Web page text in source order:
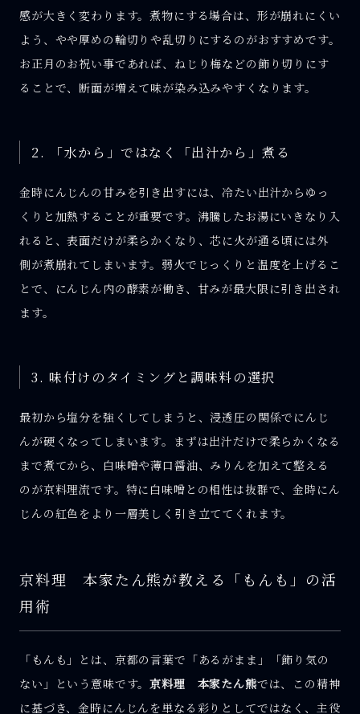
感が大きく変わります。煮物にする場合は、形が崩れにくい
よう、やや厚めの輪切りや乱切りにするのがおすすめです。
お正月のお祝い事であれば、ねじり梅などの飾り切りにす
ることで、断面が増えて味が染み込みやすくなります。
2. 「水から」ではなく「出汁から」煮る
金時にんじんの甘みを引き出すには、冷たい出汁からゆっ
くりと加熱することが重要です。沸騰したお湯にいきなり入
れると、表面だけが柔らかくなり、芯に火が通る頃には外
側が煮崩れてしまいます。弱火でじっくりと温度を上げるこ
とで、にんじん内の酵素が働き、甘みが最大限に引き出され
ます。
3. 味付けのタイミングと調味料の選択
最初から塩分を強くしてしまうと、浸透圧の関係でにんじ
んが硬くなってしまいます。まずは出汁だけで柔らかくなる
まで煮てから、白味噌や薄口醤油、みりんを加えて整える
のが京料理流です。特に白味噌との相性は抜群で、金時にん
じんの紅色をより一層美しく引き立ててくれます。
京料理 本家たん熊が教える「もんも」の活
用術
「もんも」とは、京都の言葉で「あるがまま」「飾り気の
ない」という意味です。京料理 本家たん熊では、この精神
に基づき、金時にんじんを単なる彩りとしてではなく、主役